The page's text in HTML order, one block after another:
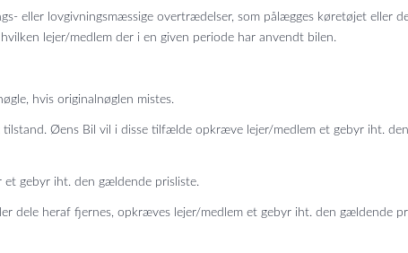
lovgivningsmæssige overtrædelser, som pålægges køretøjet eller
lejer/medlem der i en given periode har anvendt bilen.
hvis originalnøglen mistes.
Øens Bil vil i disse tilfælde opkræve lejer/medlem et gebyr iht.
gebyr iht. den gældende prisliste.
dele heraf fjernes, opkræves lejer/medlem et gebyr iht. den gældende